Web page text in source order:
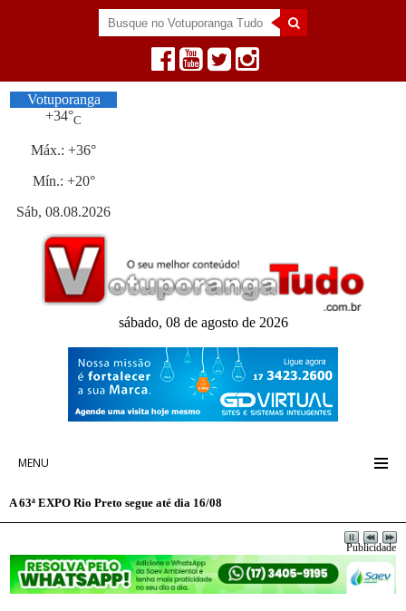
Votuporanga
+34°C
Máx.:+36°
Mín.: +20°
Sáb, 08.08.2026
sábado, 08 de agosto de 2026
MENU
A 63ª EXPO Rio Preto segue até dia 16/08
Publicidade